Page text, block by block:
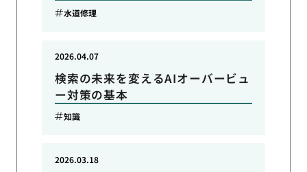
水道修理
検索の未来を変えるAIオーバービュ
ー対策の基本
2026.04.07
知識
2026.03.18